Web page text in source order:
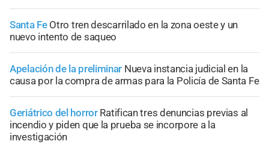
Santa Fe Otro tren descarrilado en la zona oeste y un
nuevo intento de saqueo
Apelación de la preliminar Nueva instancia judicial en la
causa por la compra de armas para la Policía de Santa Fe
Geriátrico del horror Ratifican tres denuncias previas al
incendio y piden que la prueba se incorpore a la
investigación